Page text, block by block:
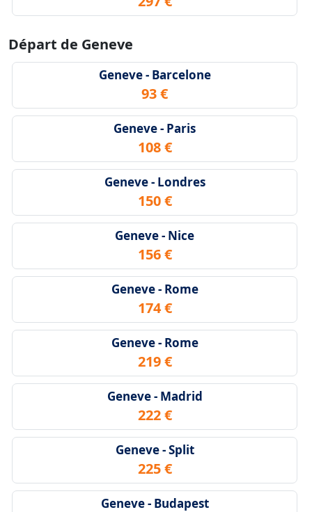
Départ de Geneve
Geneve - Barcelone
93 €
Geneve - Paris
108 €
Geneve - Londres
150 €
Geneve - Nice
156 €
Geneve - Rome
174 €
Geneve - Rome
219 €
Geneve - Madrid
222 €
Geneve - Split
225 €
Geneve - Budapest